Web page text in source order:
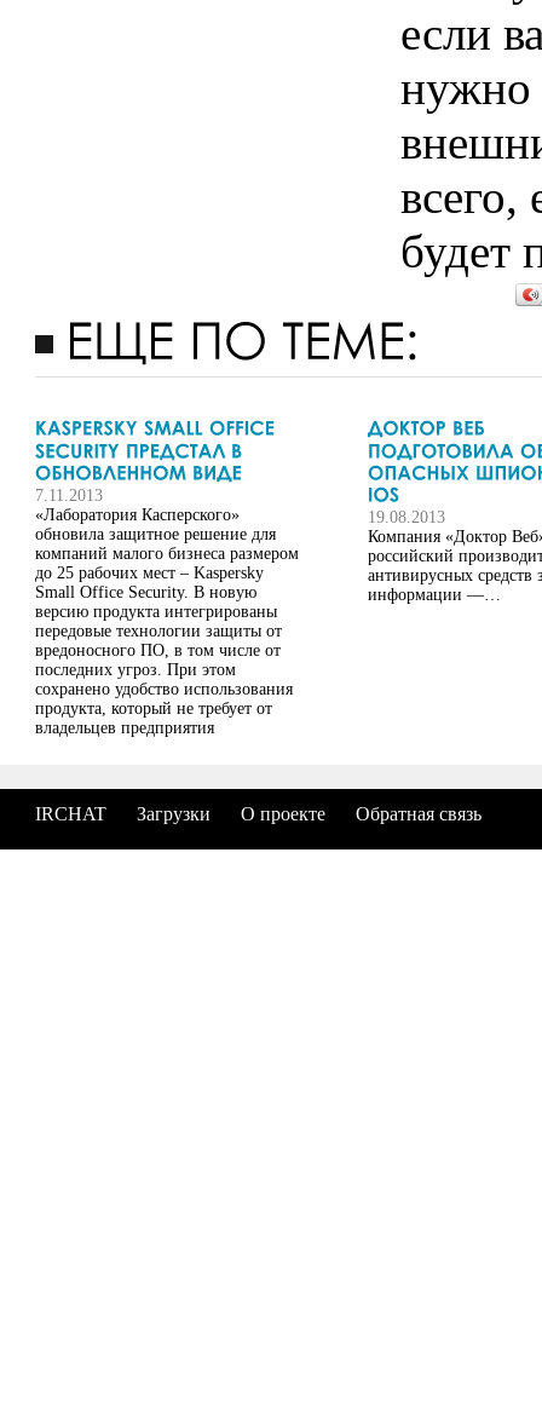
если
нужно
всего,
будет
7.11.2013
«Лаборатория Касперского»
обновила защитное решение для
компаний малого бизнеса размером
до 25 рабочих мест – Kaspersky
Small Office Security. В новую
версию продукта интегрированы
передовые технологии защиты от
вредоносного ПО, в том числе от
последних угроз. При этом
сохранено удобство использования
продукта, который не требует от
владельцев предприятия
19.08.2013
Компания «Доктор
российский
антивирусных средств
информации —…
IRCHAT Загрузки О проекте Обратная связь